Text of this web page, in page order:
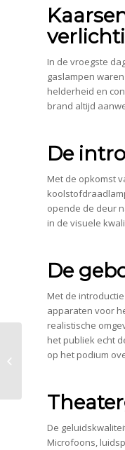
In de vroegste
gaslampen
helderheid en
brand altijd
De
Met de opkomst
opende de deur
in de visuele
De
Met de
apparaten voor
realistische
het publiek echt
op het podium
De
Microfoons,
Zo creëer jij de